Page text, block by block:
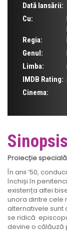
Dată lansării:
Cu:
Regia:
Genul:
Limba:
IMDB Rating:
Cinema:
Sinopsis
Proiecție specială
În anii ’50,
închiși în
existența altei
unora dintre cele
alternativele sunt
se ridică
devine o călăuză